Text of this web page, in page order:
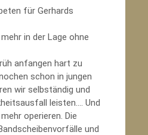
für Gerhards
in der Lage ohne
anfangen hart zu
schon in jungen
wir selbständig und
leisten.... Und
operieren. Die
und